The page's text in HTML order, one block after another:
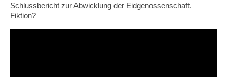
Schlussbericht zur Abwicklung der Eidgenossenschaft.
Fiktion?